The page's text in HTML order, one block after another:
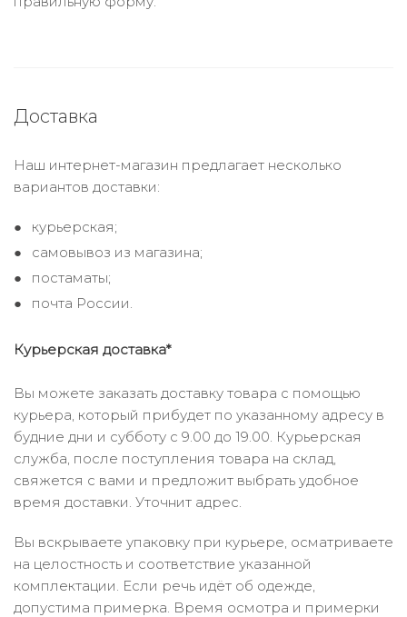
Доставка
Наш интернет-магазин предлагает несколько
вариантов доставки:
курьерская;
самовывоз из магазина;
постаматы;
почта России.
Курьерская доставка*
Вы можете заказать доставку товара с помощью
курьера, который прибудет по указанному адресу в
будние дни и субботу с 9.00 до 19.00. Курьерская
служба, после поступления товара на склад,
свяжется с вами и предложит выбрать удобное
время доставки. Уточнит адрес.
Вы вскрываете упаковку при курьере, осматриваете
на целостность и соответствие указанной
комплектации. Если речь идёт об одежде,
допустима примерка. Время осмотра и примерки